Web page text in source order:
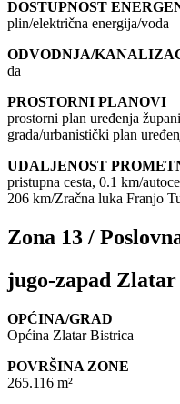
DOSTUPNOST
plin/električna energija/voda
ODVODNJA/
da
PROSTORNI PLANOVI
prostorni plan uređenja
grada/urbanistički plan
UDALJENOST
pristupna cesta, 0.1 km/
206 km/Zračna luka Franjo
Zona 13 /
jugo-zapad
OPĆINA/GRAD
Općina Zlatar Bistrica
POVRŠINA ZONE
265.116 m²